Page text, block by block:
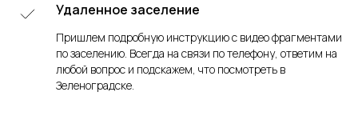
Удаленное заселение
Пришлем подробную инструкцию с видео фрагментами
по заселению. Всегда на связи по телефону, ответим на
любой вопрос и подскажем, что посмотреть в
Зеленоградске.